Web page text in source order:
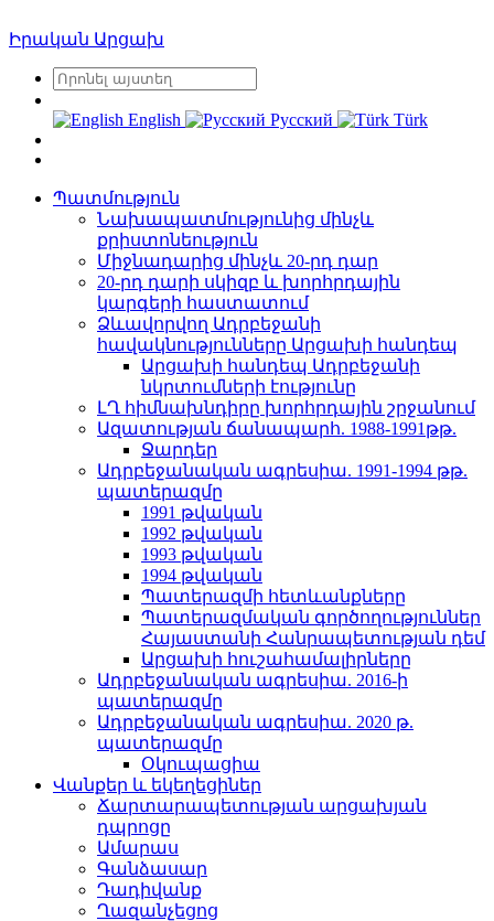
Իրական Արցախ
English Русский Türk
Պատմություն
Նախապատմությունից մինչև
քրիստոնեություն
Միջնադարից մինչև 20-րդ դար
20-րդ դարի սկիզբ և խորհրդային
կարգերի հաստատում
Ձևավորվող Ադրբեջանի
հավակնությունները Արցախի հանդեպ
Արցախի հանդեպ Ադրբեջանի
նկրտումների էությունը
ԼՂ հիմնախնդիրը խորհրդային շրջանում
Ազատության ճանապարհ. 1988-1991թթ.
Ջարդեր
Ադրբեջանական ագրեսիա. 1991-1994 թթ.
պատերազմը
1991 թվական
1992 թվական
1993 թվական
1994 թվական
Պատերազմի հետևանքները
Պատերազմական գործողություններ
Հայաստանի Հանրապետության դեմ
Արցախի հուշահամալիրները
Ադրբեջանական ագրեսիա. 2016-ի
պատերազմը
Ադրբեջանական ագրեսիա. 2020 թ.
պատերազմը
Օկուպացիա
Վանքեր և եկեղեցիներ
Ճարտարապետության արցախյան
դպրոցը
Ամարաս
Գանձասար
Դադիվանք
Ղազանչեցոց